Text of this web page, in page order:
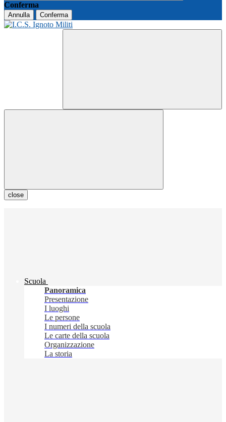
Conferma
Annulla Conferma
close
Scuola
Panoramica
Presentazione
I luoghi
Le persone
I numeri della scuola
Le carte della scuola
Organizzazione
La storia